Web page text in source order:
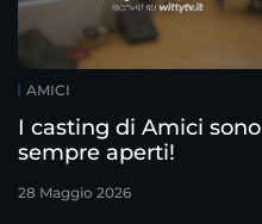
AMICI
I casting di Amici sono
sempre aperti!
28 Maggio 2026